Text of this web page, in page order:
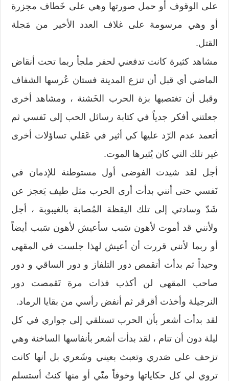
على الوقوف أو حمل صورتها وهي على خَطاف مجزرة
أو وهي مرسومة على غلاف العدد الأخير من مَجلة
القتل.
مشاهد كثيرة كانت تدفعني لحفر ملجأ ربما تحت أنقاض
الماضي أي قبل أن تنزع المدينة فستان عُرسها الشفاف
وقبل أن تغتصبها بزة الحرب الخَشنة ، ومشاهد أخرى
جعلتني أفكر جدياً في كتابة رسائل الحب إلى نَفسي ثم
أتعمد عدم الرّد عليها كي أثير في عَقلي تساؤلات أخرى
غير تلك التي كان يُثيرها الموت.
أجل لقد شيدت الفوضى أول مستوطنة للإدمان في
نَفسي حتى أنني بدأت أرى الحرب مثل طيف يَعجز عن
شَدّ وسادتي إلى تلك اليقظة المُصابة بالغيبوبة ، أجل
ولأنني قد أموت لأهون سَبب سأعيش لأهون سَبب أيضاً
أو ربما لأنني قررت أن أعيش لهذا جلست في المقهى
وحيداً ثم بدأت أتقمص دور التلفاز و دور الساقي و دور
صاحب المقهى لن أكذب فذات مرة تَقمصت دور
النرجيلة وأخذت أقرقر ثم أنفض رأسي من بقايا الرماد.
لقد بدأت أشعر بأن الحرب تستلقي إلى جواري في كل
ليلة دون أن تنام ، لقد بدأت أشعر بأنفاسها الساخنة وهي
تزحف على صَدري وتعبث بعيني وشَعري بل أنها كانت
تروي لي كل حكاياتها وخوفاً منّي أو منها كنتُ أستسلم